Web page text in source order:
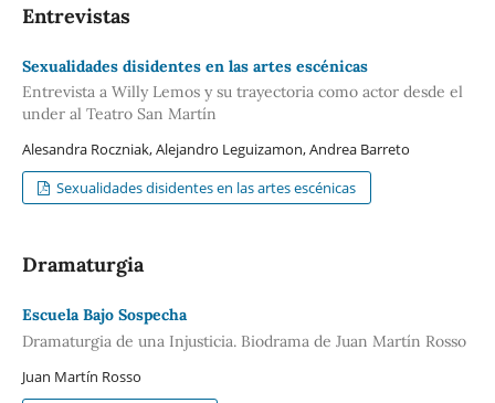
Entrevistas
Sexualidades disidentes en las artes escénicas
Entrevista a Willy Lemos y su trayectoria como actor desde el
under al Teatro San Martín
Alesandra Roczniak, Alejandro Leguizamon, Andrea Barreto
Sexualidades disidentes en las artes escénicas
Dramaturgia
Escuela Bajo Sospecha
Dramaturgia de una Injusticia. Biodrama de Juan Martín Rosso
Juan Martín Rosso